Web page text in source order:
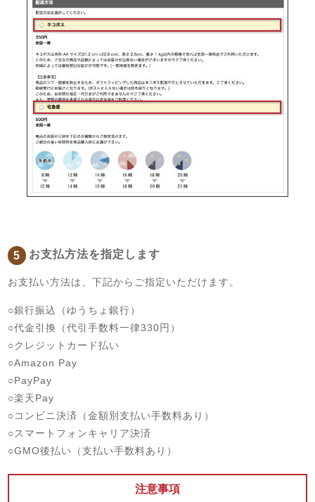
5 お支払方法を指定します
お支払い方法は、下記からご指定いただけます。
○銀行振込（ゆうちょ銀行）
○代金引換（代引手数料一律330円）
○クレジットカード払い
○Amazon Pay
○PayPay
○楽天Pay
○コンビニ決済（金額別支払い手数料あり）
○スマートフォンキャリア決済
○GMO後払い（支払い手数料あり）
注意事項